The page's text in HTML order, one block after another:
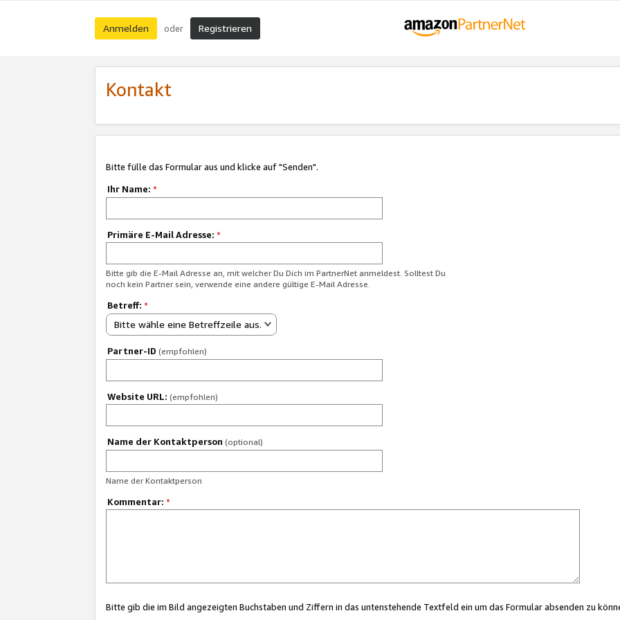
Anmelden oder Registrieren
Kontakt
Bitte fülle das Formular aus und klicke auf "Senden".
Ihr Name: *
Primäre E-Mail Adresse: *
Bitte gib die E-Mail Adresse an, mit welcher Du Dich im PartnerNet anmeldest. Solltest Du
noch kein Partner sein, verwende eine andere gültige E-Mail Adresse.
Betreff: *
Bitte wähle eine Betreffzeile aus.
Partner-ID (empfohlen)
Website URL: (empfohlen)
Name der Kontaktperson (optional)
Name der Kontaktperson
Kommentar: *
Bitte gib die im Bild angezeigten Buchstaben und Ziffern in das untenstehende Textfeld ein um das Formular absenden zu